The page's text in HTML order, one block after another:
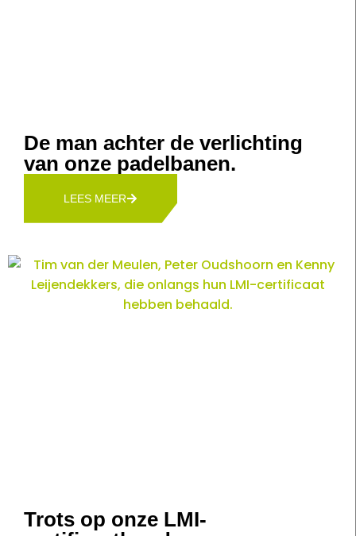
De man achter de verlichting
van onze padelbanen.
LEES MEER
Trots op onze LMI-